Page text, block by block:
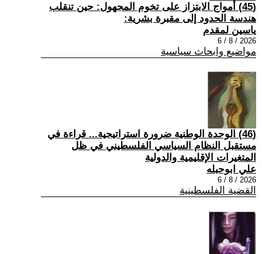
(45) أمواج الابتزاز على تخوم المجهول: حين تنقلب
هندسة الحدود إلى مقبرة بشرية:
ياسين لمقدم
2026 / 8 / 6
مواضيع وابحاث سياسية
(46) الوحدة الوطنية ضرورة استراتيجية... قراءة في
مستقبل النظام السياسي الفلسطيني في ظل
المتغيرات الإقليمية والدولية
علي ابوحبله
2026 / 8 / 6
القضية الفلسطينية